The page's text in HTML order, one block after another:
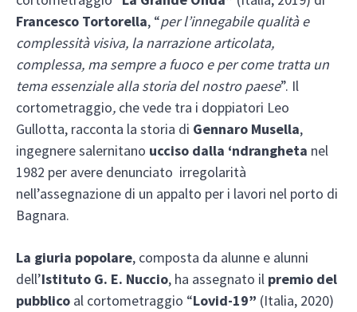
Francesco Tortorella, “per l’innegabile qualità e
complessità visiva, la narrazione articolata,
complessa, ma sempre a fuoco e per come tratta un
tema essenziale alla storia del nostro paese”. Il
cortometraggio, che vede tra i doppiatori Leo
Gullotta, racconta la storia di Gennaro Musella,
ingegnere salernitano ucciso dalla ‘ndrangheta nel
1982 per avere denunciato irregolarità
nell’assegnazione di un appalto per i lavori nel porto di
Bagnara.
La giuria popolare, composta da alunne e alunni
dell’Istituto G. E. Nuccio, ha assegnato il premio del
pubblico al cortometraggio “Lovid-19” (Italia, 2020)